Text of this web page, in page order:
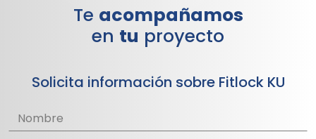
Te acompañamos
en tu proyecto
Solicita información sobre Fitlock KU